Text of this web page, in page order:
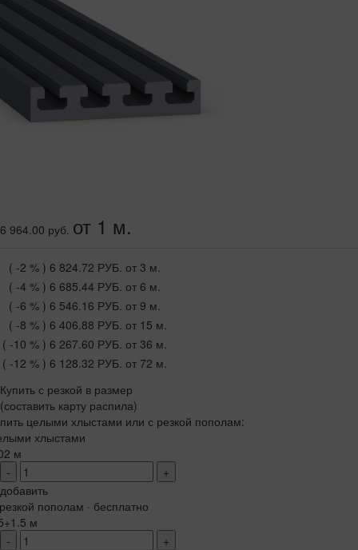
6 964.00 руб. от 1 м.
( -2 % ) 6 824.72 РУБ. от 3 м.
( -4 % ) 6 685.44 РУБ. от 6 м.
( -6 % ) 6 546.16 РУБ. от 9 м.
( -8 % ) 6 406.88 РУБ. от 15 м.
( -10 % ) 6 267.60 РУБ. от 36 м.
( -12 % ) 6 128.32 РУБ. от 72 м.
Купить с резкой в размер
(составить карту распила)
целыми хлыстами или с резкой пополам:
хлыстами
м
-
+
добавить
пополам · бесплатно
м
-
+